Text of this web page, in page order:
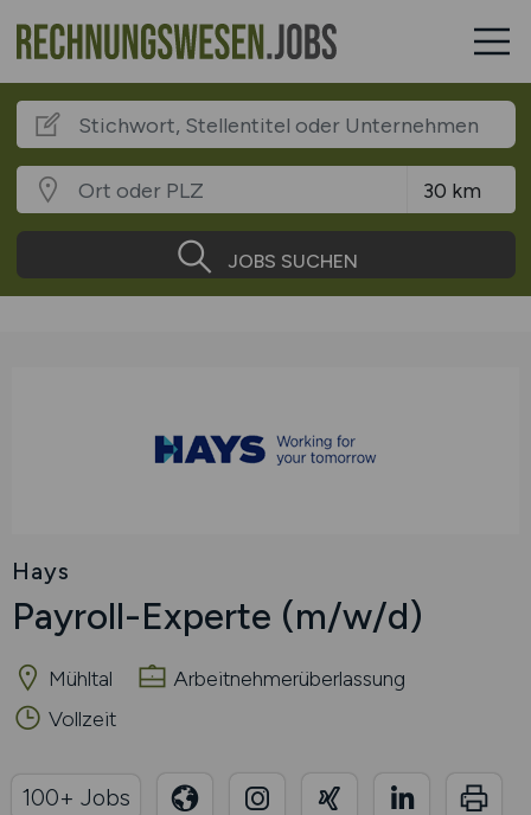
JOBS SUCHEN
Hays
Payroll-Experte (m/w/d)
Mühltal
Arbeitnehmerüberlassung
Vollzeit
100+ Jobs